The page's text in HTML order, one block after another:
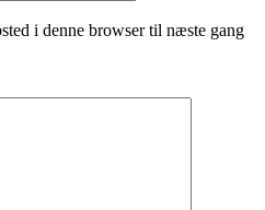
i denne browser til næste gang